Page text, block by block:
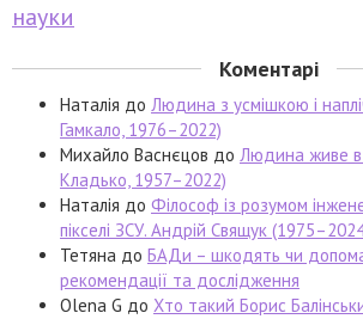
науки
Коментарі
Наталія до Людина з усмішкою і
Гамкало, 1976–2022)
Михайло Васнєцов до Людина живе в
Кладько, 1957–2022)
Наталія до Філософ із розумом
пікселі ЗСУ. Андрій Свящук
Тетяна до БАДи – шкодять чи
рекомендації та дослідження
Olena G до Хто такий Борис